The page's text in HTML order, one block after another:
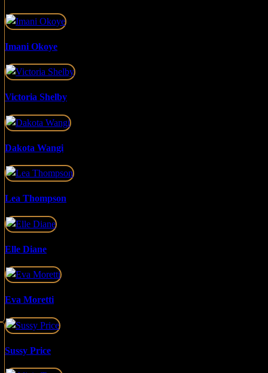
Imani Okoye
Victoria Shelby
Dakota Wangi
Lea Thompson
Elle Diane
Eva Moretti
Sussy Price